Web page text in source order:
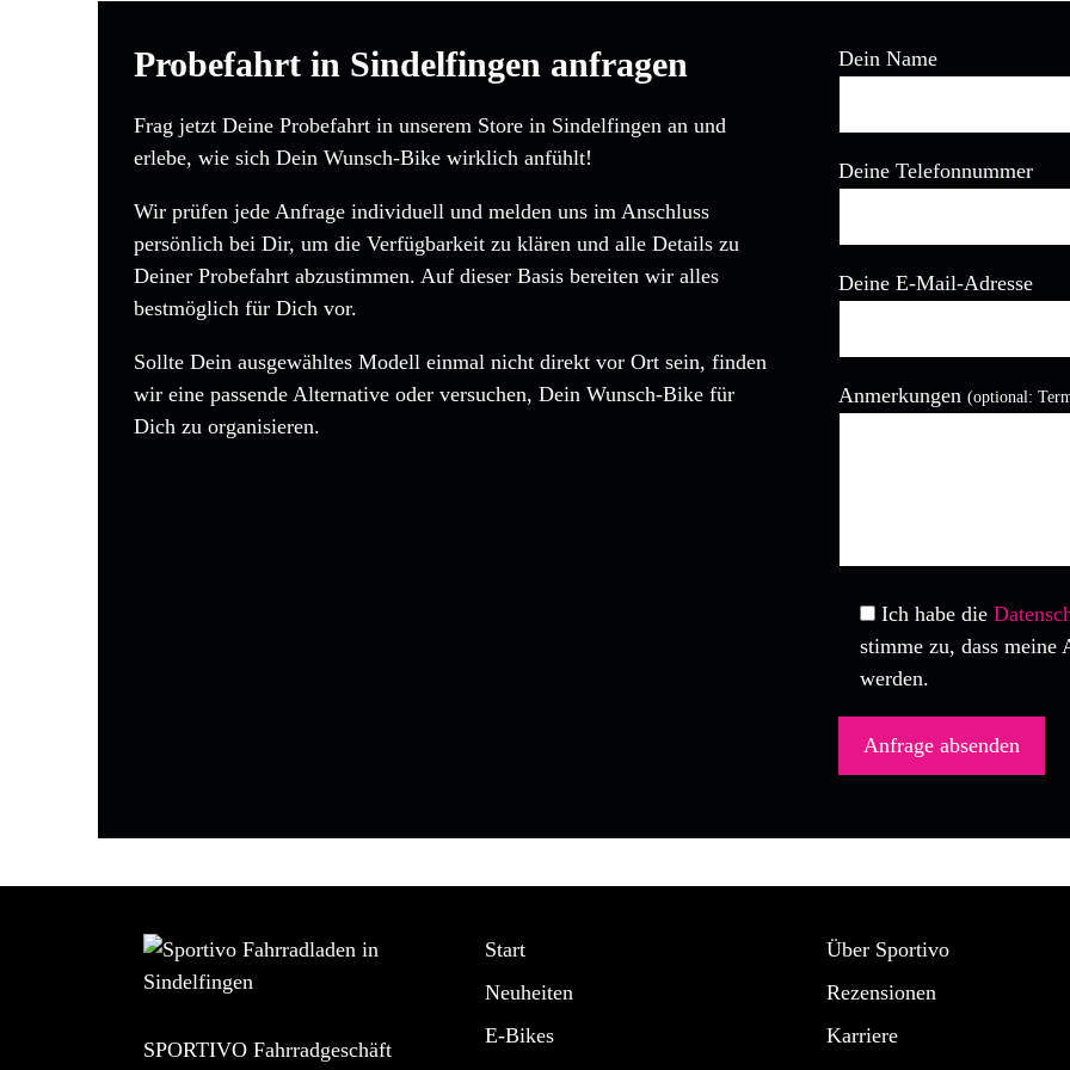
Probefahrt in Sindelfingen anfragen
Frag jetzt Deine Probefahrt in unserem Store in Sindelfingen an und
erlebe, wie sich Dein Wunsch-Bike wirklich anfühlt!
Wir prüfen jede Anfrage individuell und melden uns im Anschluss
persönlich bei Dir, um die Verfügbarkeit zu klären und alle Details zu
Deiner Probefahrt abzustimmen. Auf dieser Basis bereiten wir alles
bestmöglich für Dich vor.
Sollte Dein ausgewähltes Modell einmal nicht direkt vor Ort sein, finden
wir eine passende Alternative oder versuchen, Dein Wunsch-Bike für
Dich zu organisieren.
Dein Name
Deine Telefonnummer
Deine E-Mail-Adresse
Bitte lasse dieses Feld leer.
Anmerkungen (optional:
Ich habe die
stimme zu, dass meine
werden.
SPORTIVO Fahrradgeschäft
Start
Neuheiten
E-Bikes
Über Sportivo
Rezensionen
Karriere